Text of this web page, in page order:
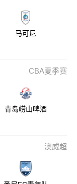
马可尼
CBA夏季赛
青岛崂山啤酒
澳威超